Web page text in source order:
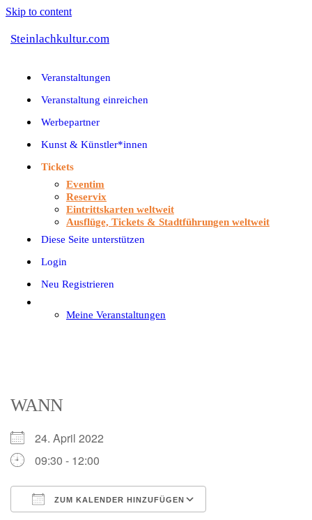
Skip to content
Steinlachkultur.com
Veranstaltungen
Veranstaltung einreichen
Werbepartner
Kunst & Künstler*innen
Tickets
Eventim
Reservix
Eintrittskarten weltweit
Ausflüge, Tickets & Stadtführungen weltweit
Diese Seite unterstützen
Login
Neu Registrieren
Meine Veranstaltungen
WANN
24. April 2022
09:30 - 12:00
ZUM KALENDER HINZUFÜGEN